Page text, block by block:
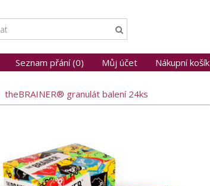
Seznam přání (0) Můj účet Nákupní košík
theBRAINER® granulát balení 24ks